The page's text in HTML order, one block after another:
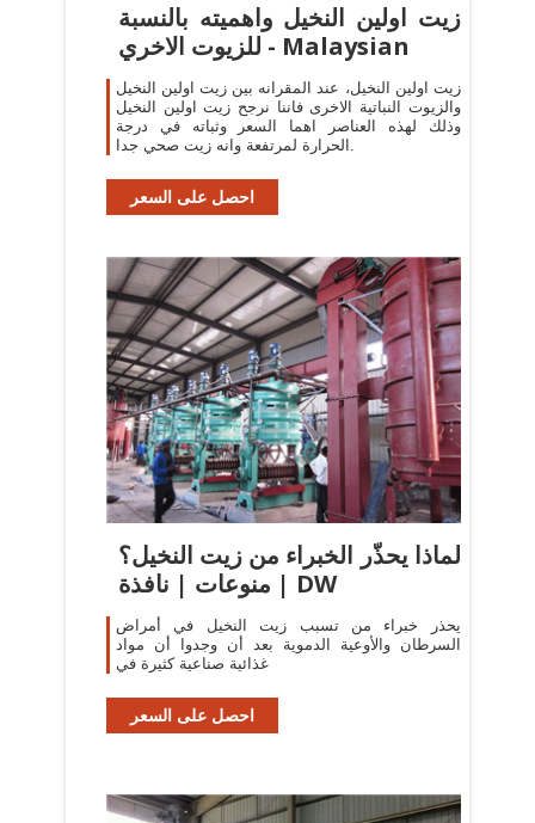
زيت اولين النخيل واهميته بالنسبة
للزيوت الاخري - Malaysian
زيت اولين النخيل، عند المقرانه بين زيت اولين النخيل
والزيوت النباتية الاخرى فاننا نرجح زيت اولين النخيل
وذلك لهذه العناصر اهما السعر وثباته في درجة
الحرارة لمرتفعة وانه زيت صحي جدا.
احصل على السعر
لماذا يحذّر الخبراء من زيت النخيل؟
| منوعات | نافذة DW
يحذر خبراء من تسبب زيت النخيل في أمراض
السرطان والأوعية الدموية بعد أن وجدوا أن مواد
غذائية صناعية كثيرة في
احصل على السعر